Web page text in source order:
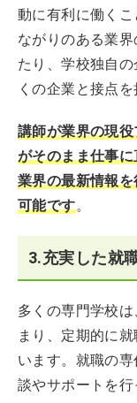
動に有利に働く
ながりのある業
たり、学校独自
くの企業と接点
講師が業界の現
がそのまま仕事
業界の最新情報
可能です。
3.充実した就
多くの専門学校
まり、定期的に
います。就職の
談やサポートを行